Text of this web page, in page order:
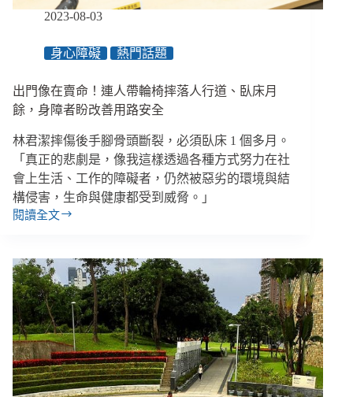
的
唯
一
擇
2023-08-03
身心障礙 熱門話題
出門像在賣命！連人帶輪椅摔落人行道、臥床月
餘，身障者盼改善用路安全
林君潔摔傷後手腳骨頭斷裂，必須臥床 1 個多月。
「真正的悲劇是，像我這樣透過各種方式努力在社
會上生活、工作的障礙者，仍然被惡劣的環境與結
構侵害，生命與健康都受到威脅。」
閱讀全文
出
在
賣
命！
連
人
帶
輪
椅